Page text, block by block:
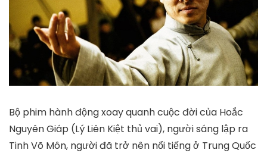
Bộ phim hành động xoay quanh cuộc đời của Hoắc
Nguyên Giáp (Lý Liên Kiệt thủ vai), người sáng lập ra
Tinh Võ Môn, người đã trở nên nổi tiếng ở Trung Quốc